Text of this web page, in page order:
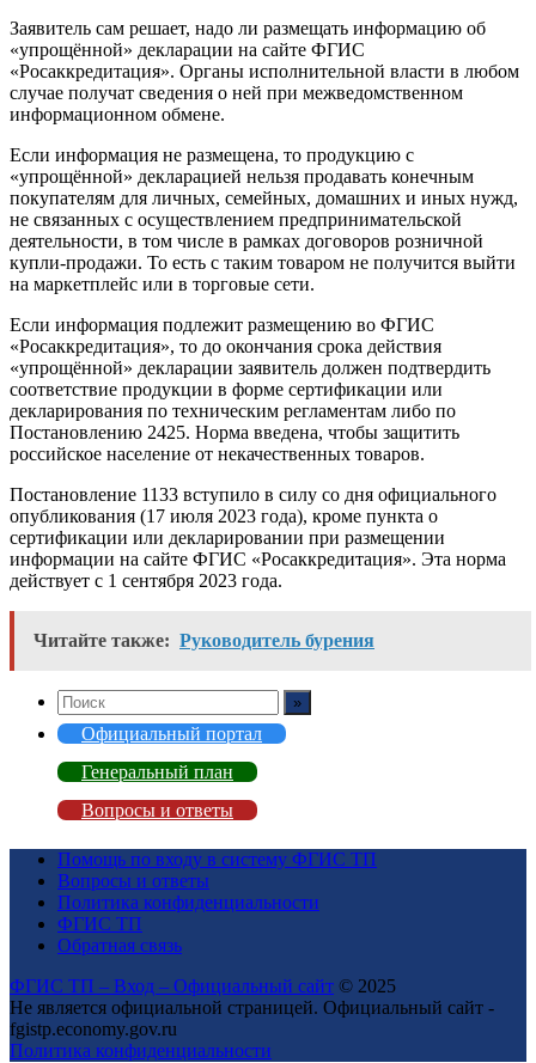
Заявитель сам решает, надо ли размещать информацию об
«упрощённой» декларации на сайте ФГИС
«Росаккредитация». Органы исполнительной власти в любом
случае получат сведения о ней при межведомственном
информационном обмене.
Если информация не размещена, то продукцию с
«упрощённой» декларацией нельзя продавать конечным
покупателям для личных, семейных, домашних и иных нужд,
не связанных с осуществлением предпринимательской
деятельности, в том числе в рамках договоров розничной
купли-продажи. То есть с таким товаром не получится выйти
на маркетплейс или в торговые сети.
Если информация подлежит размещению во ФГИС
«Росаккредитация», то до окончания срока действия
«упрощённой» декларации заявитель должен подтвердить
соответствие продукции в форме сертификации или
декларирования по техническим регламентам либо по
Постановлению 2425. Норма введена, чтобы защитить
российское население от некачественных товаров.
Постановление 1133 вступило в силу со дня официального
опубликования (17 июля 2023 года), кроме пункта о
сертификации или декларировании при размещении
информации на сайте ФГИС «Росаккредитация». Эта норма
действует с 1 сентября 2023 года.
Читайте также: Руководитель бурения
Официальный портал
Генеральный план
Вопросы и ответы
Помощь по входу в систему ФГИС ТП
Вопросы и ответы
Политика конфиденциальности
ФГИС ТП
Обратная связь
ФГИС ТП – Вход – Официальный сайт © 2025
Не является официальной страницей. Официальный сайт -
fgistp.economy.gov.ru
Политика конфиденциальности